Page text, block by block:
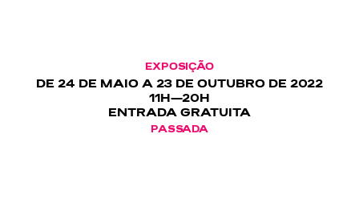
EXPOSIÇÃO
DE 24 DE MAIO A 23 DE OUTUBRO DE 2022
11H—20H
ENTRADA GRATUITA
PASSADA